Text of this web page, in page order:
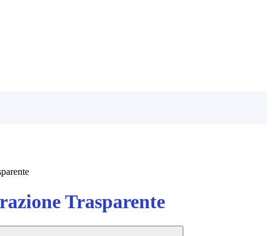
Trasparente